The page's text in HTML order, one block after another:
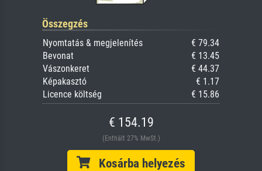
Összegzés
Nyomtatás & megjelenítés
€ 79.34
Bevonat
€ 13.45
Vászonkeret
€ 44.37
Képakasztó
€ 1.17
Licence költség
€ 15.86
€ 154.19
(Enthält 27% MwSt.)
Kosárba helyezés